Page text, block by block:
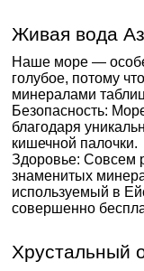
Живая вода
Наше море —
голубое, потому
минералами
Безопасность:
благодаря
кишечной палочки.
Здоровье: Совсем
знаменитых
используемый в
совершенно
Хрустальный